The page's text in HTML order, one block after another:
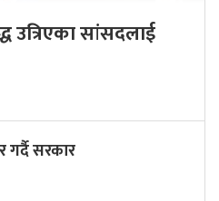
उत्रिएका सांसदलाई
गर्दै सरकार